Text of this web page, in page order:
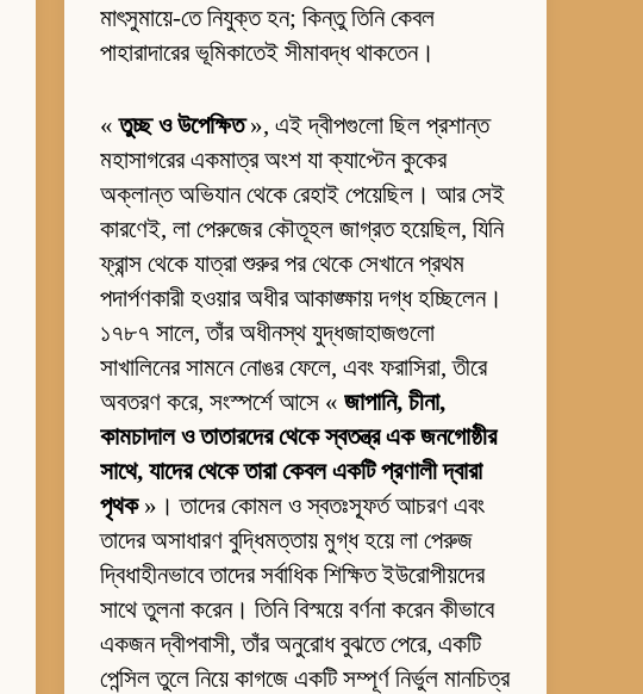
মাৎসুমায়ে-তে নিযুক্ত হন; কিন্তু তিনি কেবল
পাহারাদারের ভূমিকাতেই সীমাবদ্ধ থাকতেন।
«তুচ্ছ ও উপেক্ষিত», এই দ্বীপগুলো ছিল প্রশান্ত
মহাসাগরের একমাত্র অংশ যা ক্যাপ্টেন কুকের
অক্লান্ত অভিযান থেকে রেহাই পেয়েছিল। আর সেই
কারণেই, লা পেরুজের কৌতূহল জাগ্রত হয়েছিল, যিনি
ফ্রান্স থেকে যাত্রা শুরুর পর থেকে সেখানে প্রথম
পদার্পণকারী হওয়ার অধীর আকাঙ্ক্ষায় দগ্ধ হচ্ছিলেন।
১৭৮৭ সালে, তাঁর অধীনস্থ যুদ্ধজাহাজগুলো
সাখালিনের সামনে নোঙর ফেলে, এবং ফরাসিরা, তীরে
অবতরণ করে, সংস্পর্শে আসে «জাপানি, চীনা,
কামচাদাল ও তাতারদের থেকে স্বতন্ত্র এক জনগোষ্ঠীর
সাথে, যাদের থেকে তারা কেবল একটি প্রণালী দ্বারা
পৃথক»। তাদের কোমল ও স্বতঃস্ফূর্ত আচরণ এবং
তাদের অসাধারণ বুদ্ধিমত্তায় মুগ্ধ হয়ে লা পেরুজ
দ্বিধাহীনভাবে তাদের সর্বাধিক শিক্ষিত ইউরোপীয়দের
সাথে তুলনা করেন। তিনি বিস্ময়ে বর্ণনা করেন কীভাবে
একজন দ্বীপবাসী, তাঁর অনুরোধ বুঝতে পেরে, একটি
পেন্সিল তুলে নিয়ে কাগজে একটি সম্পূর্ণ নির্ভুল মানচিত্র